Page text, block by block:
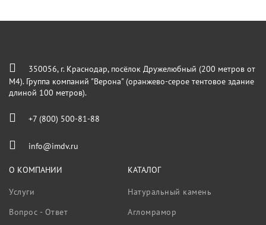
350056, г. Краснодар, посёлок Дружелюбный (200 метров от
М4). Группа компаний "Верона" (оранжево-серое тентовое здание
длиной 100 метров).
+7 (800) 500-81-88
info@imdv.ru
О КОМПАНИИ
Услуги
Вопрос - Ответ
КАТАЛОГ
Натуральный камень
Агломрамор